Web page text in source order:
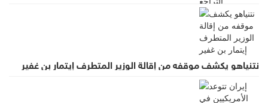
نتنياهو يكشف موقفه من إقالة الوزير المتطرف إيتمار بن غفير